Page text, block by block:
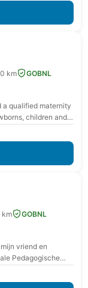
km GOBNL
a qualified maternity
children and
km GOBNL
vriend en
Pedagogische